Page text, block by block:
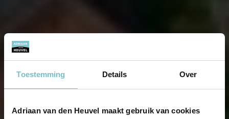
Toestemming Details Over
Adriaan van den Heuvel maakt gebruik van cookies